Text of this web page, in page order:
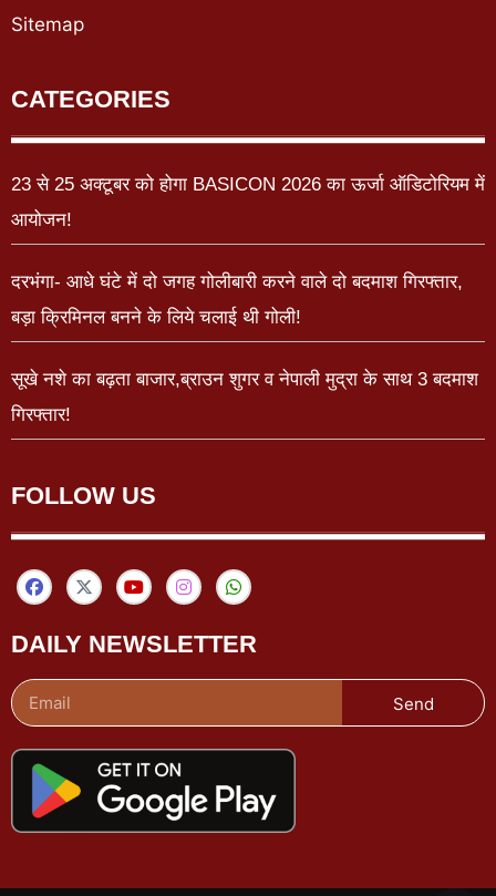
Sitemap
CATEGORIES
23 से 25 अक्टूबर को होगा BASICON 2026 का ऊर्जा ऑडिटोरियम में
आयोजन!
दरभंगा- आधे घंटे में दो जगह गोलीबारी करने वाले दो बदमाश गिरफ्तार,
बड़ा क्रिमिनल बनने के लिये चलाई थी गोली!
सूखे नशे का बढ़ता बाजार,ब्राउन शुगर व नेपाली मुद्रा के साथ 3 बदमाश
गिरफ्तार!
FOLLOW US
DAILY NEWSLETTER
Send